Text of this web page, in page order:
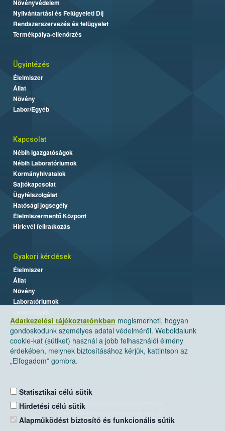
Adatkezelési tájékoztatónkban megismerheti, hogyan
gondoskodunk személyes adatai védelméről. Weboldalunk
cookie-kat (sütiket) használ a jobb felhasználói élmény
érdekében, melynek biztosításához kérjük, kattintson az
„Elfogadom” gombra.
Statisztikai célú sütik
Hirdetési célú sütik
Alapműködést biztosító és funkcionális sütik
Növényvédelem
Nyilvántartási és Felügyeleti Díj
Rendszerszervezés és felügyelet
Termékpálya-ellenőrzés
Ügyintézés
Élelmiszer
Állat
Növény
Labor/Egyéb
Kapcsolat
Nébih Igazgatóságok
Nébih Laboratóriumok
Kormányhivatalok
Sajtókapcsolat
Ügyfélszolgálat
Hatósági jogsegély
Élelmiszermentő Központ
Hírlevél feliratkozás
Gyakori kérdések
Élelmiszer
Állat
Növény
Laboratóriumok
Nemzeti Élelmiszerlánc-biztonsági Hivatal
Levelezési cím: 1525 Budapest. Pf. 30.